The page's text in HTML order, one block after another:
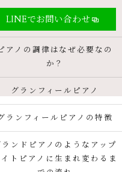
LINEでお問い合わせ
アノの調律はなぜ必要なの
か？
グランフィールピアノ
ランフィールピアノの特徴
ランドピアノのようなアップ
イトピアノに生まれ変わるま